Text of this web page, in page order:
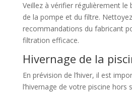
Veillez à vérifier régulièrement
de la pompe et du filtre.
recommandations du fabricant
filtration efficace.
Hivernage de la
En prévision de l’hiver, il est
l’hivernage de votre piscine hors